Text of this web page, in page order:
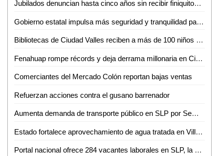
Jubilados denuncian hasta cinco años sin recibir finiquitos en SLP
Gobierno estatal impulsa más seguridad y tranquilidad para las y los potosinos
Bibliotecas de Ciudad Valles reciben a más de 100 niños en sus talleres de primavera
Fenahuap rompe récords y deja derrama millonaria en Ciudad Valles: David Medina
Comerciantes del Mercado Colón reportan bajas ventas
Refuerzan acciones contra el gusano barrenador
Aumenta demanda de transporte público en SLP por Semana Santa y Pascua
Estado fortalece aprovechamiento de agua tratada en Villa de Reyes
Portal nacional ofrece 284 vacantes laborales en SLP, la mayoría en la capital